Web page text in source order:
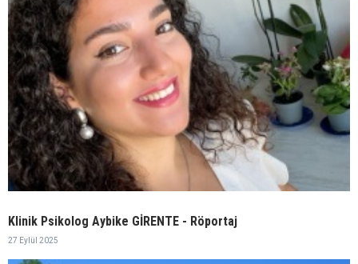
Klinik Psikolog Aybike GİRENTE - Röportaj
27 Eylül 2025